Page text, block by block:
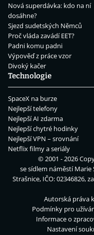
Nová superdávka: kdo na ní
dosáhne?
Sjezd sudetských Němců
Proč vláda zavádí EET?
Padni komu padni
Výpověď z práce vzor
Divoký kačer
Technologie
SpaceX na burze
Nejlepší telefony
Nejlepší AI zdarma
Nejlepší chytré hodinky
Nejlepší VPN – srovnání
Netflix filmy a seriály
© 2001 - 2026
se sídlem náměstí Marie
Strašnice, IČO: 02346826,
Autorská práva
Podmínky pro
Informace o
Nastavení